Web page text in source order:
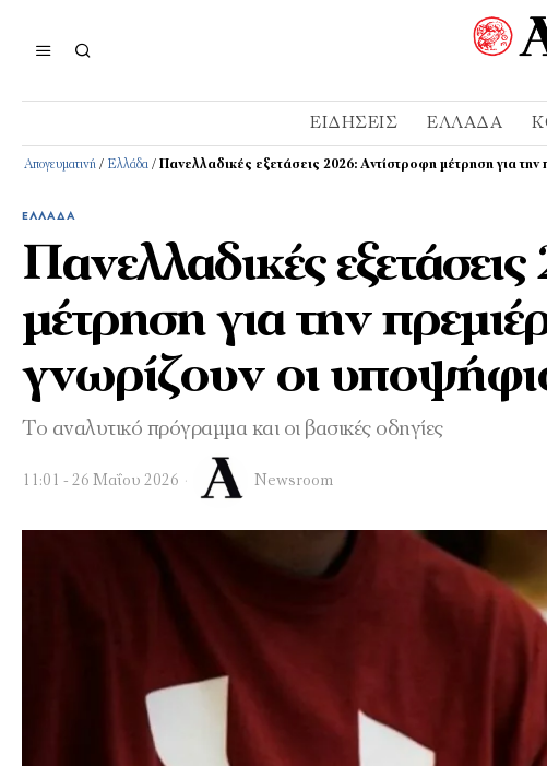
ΕΙΔΉΣΕΙΣ ΕΛΛΆΔΑ
Απογευματινή / Ελλάδα / Πανελλαδικές εξετάσεις 2026: Αντίστροφη μέτρηση για
ΕΛΛΆΔΑ
Πανελλαδικές
μέτρηση για την
γνωρίζουν οι
Το αναλυτικό πρόγραμμα και οι βασικές οδηγίες
11:01 - 26 Μαΐου 2026 Newsroom